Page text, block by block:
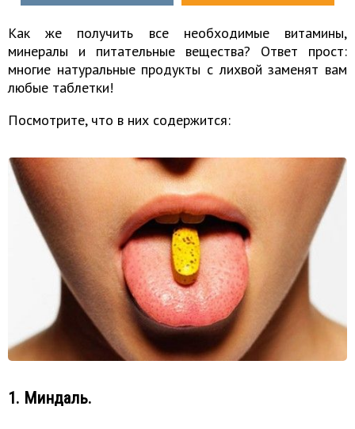
Как же получить все необходимые витамины,
минералы и питательные вещества? Ответ прост:
многие натуральные продукты с лихвой заменят вам
любые таблетки!
Посмотрите, что в них содержится:
1. Миндаль.